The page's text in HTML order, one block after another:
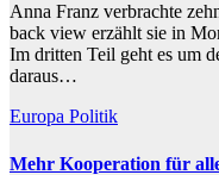
Anna Franz verbrachte
back view erzählt sie in
Im dritten Teil geht es um
daraus…
Europa Politik
Mehr Kooperation für